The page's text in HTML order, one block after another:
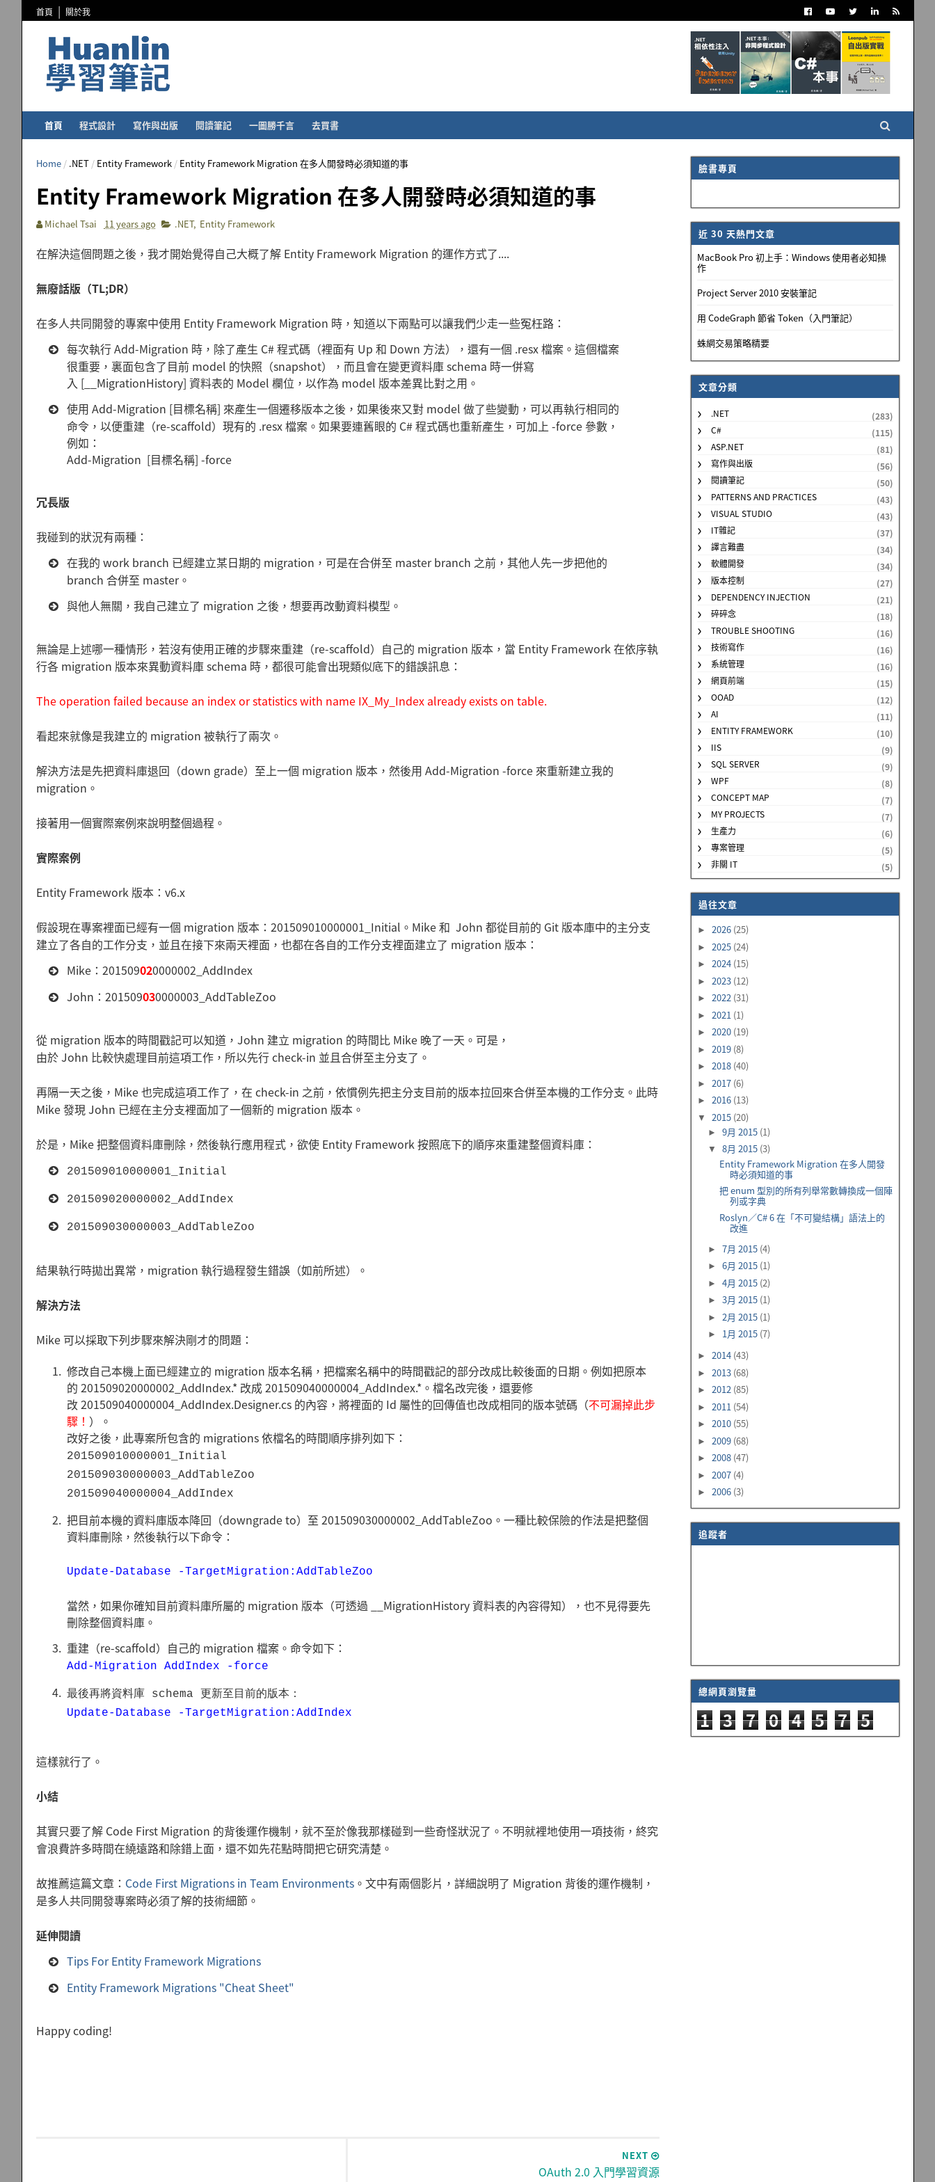
首頁 關於我
首頁 程式設計 寫作與出版 閱讀筆記 一圖勝千言 去買書
Home / .NET / Entity Framework / Entity Framework Migration 在多人開發時必須知道的事
Entity Framework Migration 在多人開發時必須知道的事
Michael Tsai 11 years ago .NET, Entity Framework
在解決這個問題之後，我才開始覺得自己大概了解 Entity Framework Migration 的運作方式了....
無廢話版（TL;DR）
在多人共同開發的專案中使用 Entity Framework Migration 時，知道以下兩點可以讓我們少走一些冤枉路：
每次執行 Add-Migration 時，除了產生 C# 程式碼（裡面有 Up 和 Down 方法），還有一個 .resx 檔案。這個檔案
很重要，裏面包含了目前 model 的快照（snapshot），而且會在變更資料庫 schema 時一併寫
入 [__MigrationHistory] 資料表的 Model 欄位，以作為 model 版本差異比對之用。
使用 Add-Migration [目標名稱] 來產生一個遷移版本之後，如果後來又對 model 做了些變動，可以再執行相同的
命令，以便重建（re-scaffold）現有的 .resx 檔案。如果要連舊眼的 C# 程式碼也重新產生，可加上 -force 參數，
例如：
Add-Migration [目標名稱] -force
冗長版
我碰到的狀況有兩種：
在我的 work branch 已經建立某日期的 migration，可是在合併至 master branch 之前，其他人先一步把他的
branch 合併至 master。
與他人無關，我自己建立了 migration 之後，想要再改動資料模型。
無論是上述哪一種情形，若沒有使用正確的步驟來重建（re-scaffold）自己的 migration 版本，當 Entity Framework 在依序執
行各 migration 版本來異動資料庫 schema 時，都很可能會出現類似底下的錯誤訊息：
The operation failed because an index or statistics with name IX_My_Index already exists on table.
看起來就像是我建立的 migration 被執行了兩次。
解決方法是先把資料庫退回（down grade）至上一個 migration 版本，然後用 Add-Migration -force 來重新建立我的
migration。
接著用一個實際案例來說明整個過程。
實際案例
Entity Framework 版本：v6.x
假設現在專案裡面已經有一個 migration 版本：201509010000001_Initial。Mike 和 John 都從目前的 Git 版本庫中的主分支
建立了各自的工作分支，並且在接下來兩天裡面，也都在各自的工作分支裡面建立了 migration 版本：
Mike：201509020000002_AddIndex
John：201509030000003_AddTableZoo
從 migration 版本的時間戳記可以知道，John 建立 migration 的時間比 Mike 晚了一天。可是，
由於 John 比較快處理目前這項工作，所以先行 check-in 並且合併至主分支了。
再隔一天之後，Mike 也完成這項工作了，在 check-in 之前，依慣例先把主分支目前的版本拉回來合併至本機的工作分支。此時
Mike 發現 John 已經在主分支裡面加了一個新的 migration 版本。
於是，Mike 把整個資料庫刪除，然後執行應用程式，欲使 Entity Framework 按照底下的順序來重建整個資料庫：
201509010000001_Initial
201509020000002_AddIndex
201509030000003_AddTableZoo
結果執行時拋出異常，migration 執行過程發生錯誤（如前所述）。
解決方法
Mike 可以採取下列步驟來解決剛才的問題：
修改自己本機上面已經建立的 migration 版本名稱，把檔案名稱中的時間戳記的部分改成比較後面的日期。例如把原本
的 201509020000002_AddIndex.* 改成 201509040000004_AddIndex.*。檔名改完後，還要修
改 201509040000004_AddIndex.Designer.cs 的內容，將裡面的 Id 屬性的回傳值也改成相同的版本號碼（不可漏掉此步
驟！ ）。
改好之後，此專案所包含的 migrations 依檔名的時間順序排列如下：
201509010000001_Initial
201509030000003_AddTableZoo
201509040000004_AddIndex
把目前本機的資料庫版本降回（downgrade to）至 201509030000002_AddTableZoo。一種比較保險的作法是把整個
資料庫刪除，然後執行以下命令：
Update-Database -TargetMigration:AddTableZoo
當然，如果你確知目前資料庫所屬的 migration 版本（可透過 __MigrationHistory 資料表的內容得知），也不見得要先
刪除整個資料庫。
重建（re-scaffold）自己的 migration 檔案。命令如下：
Add-Migration AddIndex -force
最後再將資料庫 schema 更新至目前的版本：
Update-Database -TargetMigration:AddIndex
這樣就行了。
小結
其實只要了解 Code First Migration 的背後運作機制，就不至於像我那樣碰到一些奇怪狀況了。不明就裡地使用一項技術，終究
會浪費許多時間在繞遠路和除錯上面，還不如先花點時間把它研究清楚。
故推薦這篇文章： Code First Migrations in Team Environments。文中有兩個影片，詳細說明了 Migration 背後的運作機制，
是多人共同開發專案時必須了解的技術細節。
延伸閱讀
Tips For Entity Framework Migrations
Entity Framework Migrations "Cheat Sheet"
Happy coding!
NEXT
OAuth 2.0 入門學習資源
臉書專頁
近 30 天熱門文章
MacBook Pro 初上手：Windows 使用者必知操
作
Project Server 2010 安裝筆記
用 CodeGraph 節省 Token（入門筆記）
蛛網交易策略精要
文章分類
.NET
(283)
C#
(115)
ASP.NET
(81)
寫作與出版
(56)
閱讀筆記
(50)
PATTERNS AND PRACTICES
(43)
VISUAL STUDIO
(43)
IT雜記
(37)
譯言難盡
(34)
軟體開發
(34)
版本控制
(27)
DEPENDENCY INJECTION
(21)
碎碎念
(18)
TROUBLE SHOOTING
(16)
技術寫作
(16)
系統管理
(16)
網頁前端
(15)
OOAD
(12)
AI
(11)
ENTITY FRAMEWORK
(10)
IIS
(9)
SQL SERVER
(9)
WPF
(8)
CONCEPT MAP
(7)
MY PROJECTS
(7)
生產力
(6)
專案管理
(5)
非關 IT
(5)
過往文章
► 2026 (25)
► 2025 (24)
► 2024 (15)
► 2023 (12)
► 2022 (31)
► 2021 (1)
► 2020 (19)
► 2019 (8)
► 2018 (40)
► 2017 (6)
► 2016 (13)
▼ 2015 (20)
►9月 2015 (1)
▼8月 2015 (3)
Entity Framework Migration 在多人開發
時必須知道的事
把 enum 型別的所有列舉常數轉換成一個陣
列或字典
Roslyn／C# 6 在「不可變結構」語法上的
改進
►7月 2015 (4)
►6月 2015 (1)
►4月 2015 (2)
►3月 2015 (1)
►2月 2015 (1)
► 1月 2015 (7)
► 2014 (43)
► 2013 (68)
► 2012 (85)
► 2011 (54)
► 2010 (55)
► 2009 (68)
► 2008 (47)
► 2007 (4)
► 2006 (3)
追蹤者
總網頁瀏覽量
1 3 7 0 4 5 7 5